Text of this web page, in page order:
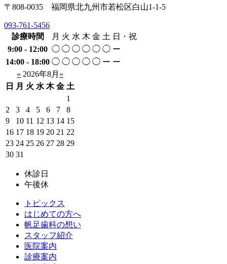
〒808-0035 福岡県北九州市若松区白山1-1-5
093-761-5456
診療時間
月 火 水 木 金 土 日・祝
9:00 - 12:00 ◯ ◯ ◯ ◯ ◯ ◯ ー
14:00 - 18:00 ◯ ◯ ◯ ◯ ◯ ー ー
« 2026年8月 »
日
月 火 水 木 金 土
1
2
3 4 5 6 7
8
9
10 11 12 13 14 15
16 17 18 19 20 21 22
23 24 25 26 27 28 29
30 31
休診日
午後休
トピックス
はじめての方へ
帆足歯科の想い
スタッフ紹介
医院案内
診療案内